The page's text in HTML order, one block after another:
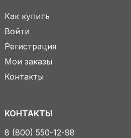
Как купить
Войти
Регистрация
Мои заказы
Контакты
КОНТАКТЫ
8 (800) 550-12-98